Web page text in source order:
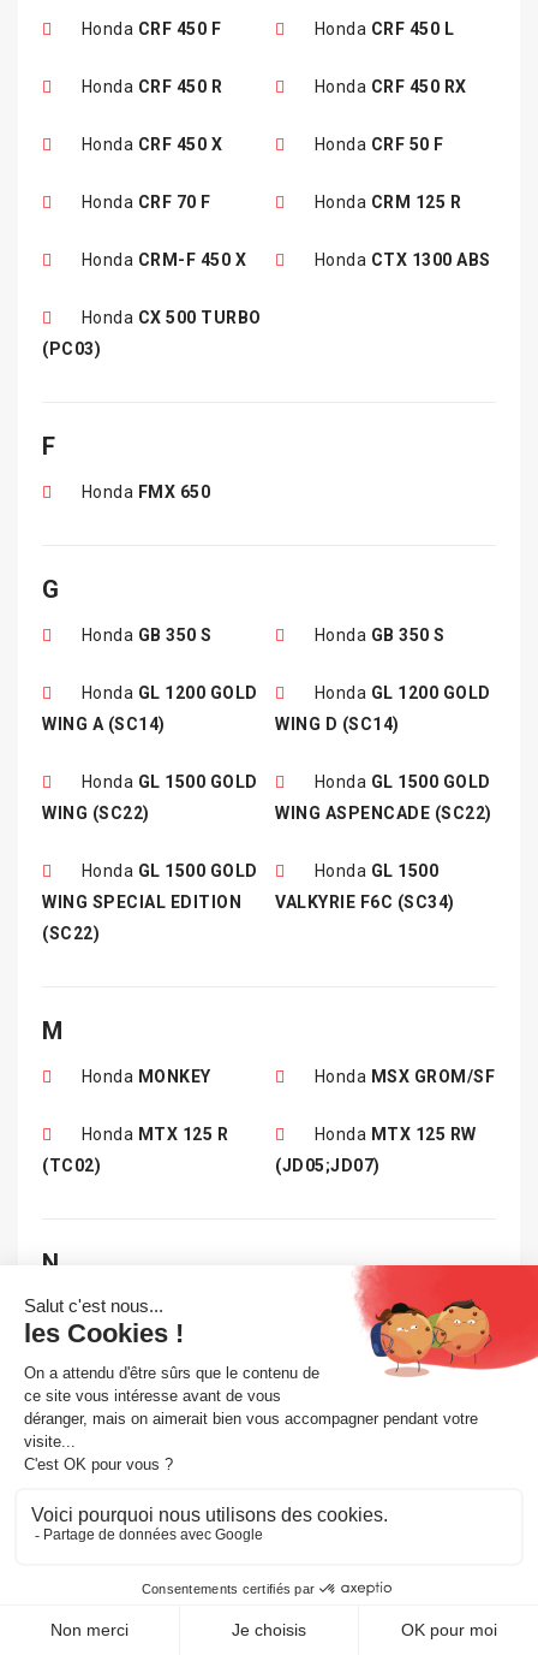
Honda CRF 450 F Honda CRF 450 L
Honda CRF 450 R Honda CRF 450 RX
Honda CRF 450 X Honda CRF 50 F
Honda CRF 70 F Honda CRM 125 R
Honda CRM-F 450 X Honda CTX 1300 ABS
Honda CX 500 TURBO
(PC03)
F
Honda FMX 650
G
Honda GB 350 S Honda GB 350 S
Honda GL 1200 GOLD
WING A (SC14)
Honda GL 1200 GOLD
WING D (SC14)
Honda GL 1500 GOLD
WING (SC22)
Honda GL 1500 GOLD
WING ASPENCADE (SC22)
Honda GL 1500 GOLD
WING SPECIAL EDITION
(SC22)
Honda GL 1500
VALKYRIE F6C (SC34)
M
Honda MONKEY Honda MSX GROM/SF
Honda MTX 125 R
(TC02)
Honda MTX 125 RW
(JD05;JD07)
N
HondaNC 700 S Honda NC 700 X
HondaNC 750 S Honda NC 750 S DCT
HondaNC 750 X HondaNC 750 X DCT
(RC40;RC41)
(JC20)